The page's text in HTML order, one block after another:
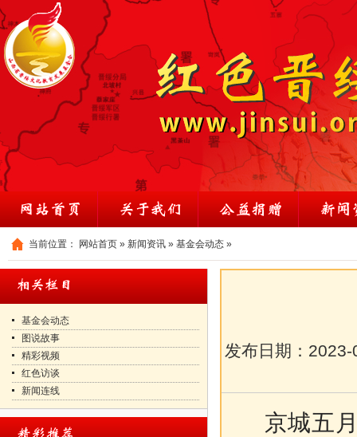
当前位置： 网站首页 » 新闻资讯 » 基金会动态 »
基金会动态
图说故事
精彩视频
红色访谈
新闻连线
发布日期： 2023-
京城五